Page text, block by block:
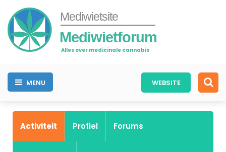
Mediwietsite
Mediwietforum
Alles over medicinale cannabis
MENU WEBSITE
Activiteit Profiel Forums